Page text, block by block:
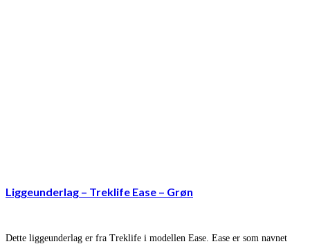
Liggeunderlag – Treklife Ease – Grøn
Dette liggeunderlag er fra Treklife i modellen Ease. Ease er som navnet